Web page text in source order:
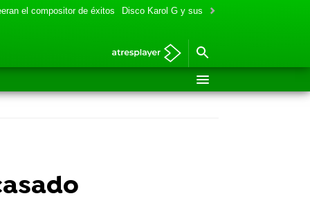
el compositor de éxitos Disco Karol G y sus colaboraciones